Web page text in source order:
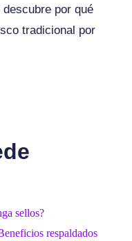
por qué
tradicional por
sellos?
respaldados